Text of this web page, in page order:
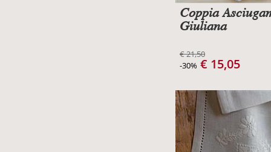
Coppia
Giuliana
€ 21,50
-30% € 15,05